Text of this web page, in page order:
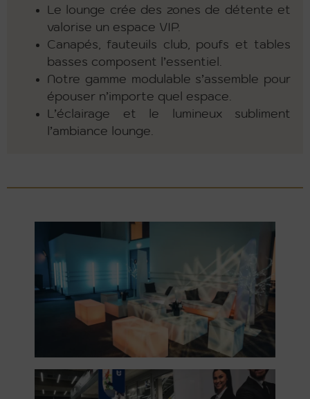
Le lounge crée des zones de détente et
valorise un espace VIP.
Canapés, fauteuils club, poufs et tables
basses composent l’essentiel.
Notre gamme modulable s’assemble pour
épouser n’importe quel espace.
L’éclairage et le lumineux subliment
l’ambiance lounge.